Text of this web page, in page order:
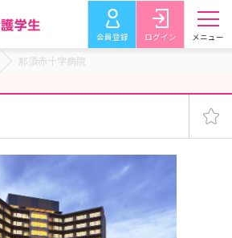
会員登録 ログイン メニュー
那須赤十字病院